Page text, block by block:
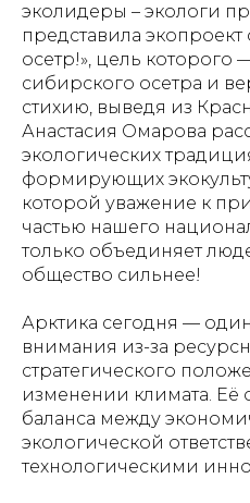
эколидеры – экологи
представила экопроект
осетр!», цель
сибирского осетра и
стихию, выведя из
Анастасия Омарова
экологических
формирующих
которой уважение к
частью нашего
только объединяет
общество сильнее!
Арктика сегодня —
внимания из-за
стратегического
изменении климата. Её
баланса между
экологической
технологическими